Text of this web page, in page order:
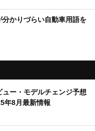
分かりづらい自動車用語を
ュー・モデルチェンジ予想
年8月最新情報